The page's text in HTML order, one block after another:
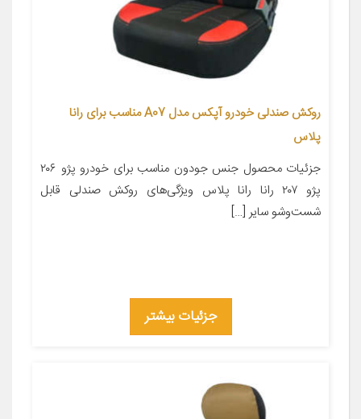
روکش صندلی خودرو آپکس مدل A07 مناسب برای رانا
پلاس
جزئیات محصول جنس جودون مناسب برای خودرو پژو ۲۰۶
پژو ۲۰۷ رانا رانا پلاس ویژگی‌های روکش صندلی قابل
شست‌وشو سایر […]
جزئیات بیشتر